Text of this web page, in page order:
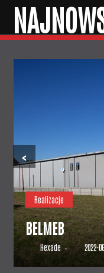
Realizacje
BELMEB
Hexade – 2022-
‹